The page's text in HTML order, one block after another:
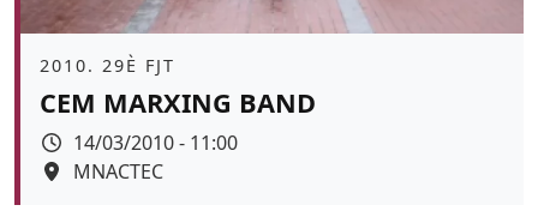
Àmbit
2010. 29È FJT
CEM MARXING BAND
Data
14/03/2010 - 11:00
Espai
MNACTEC